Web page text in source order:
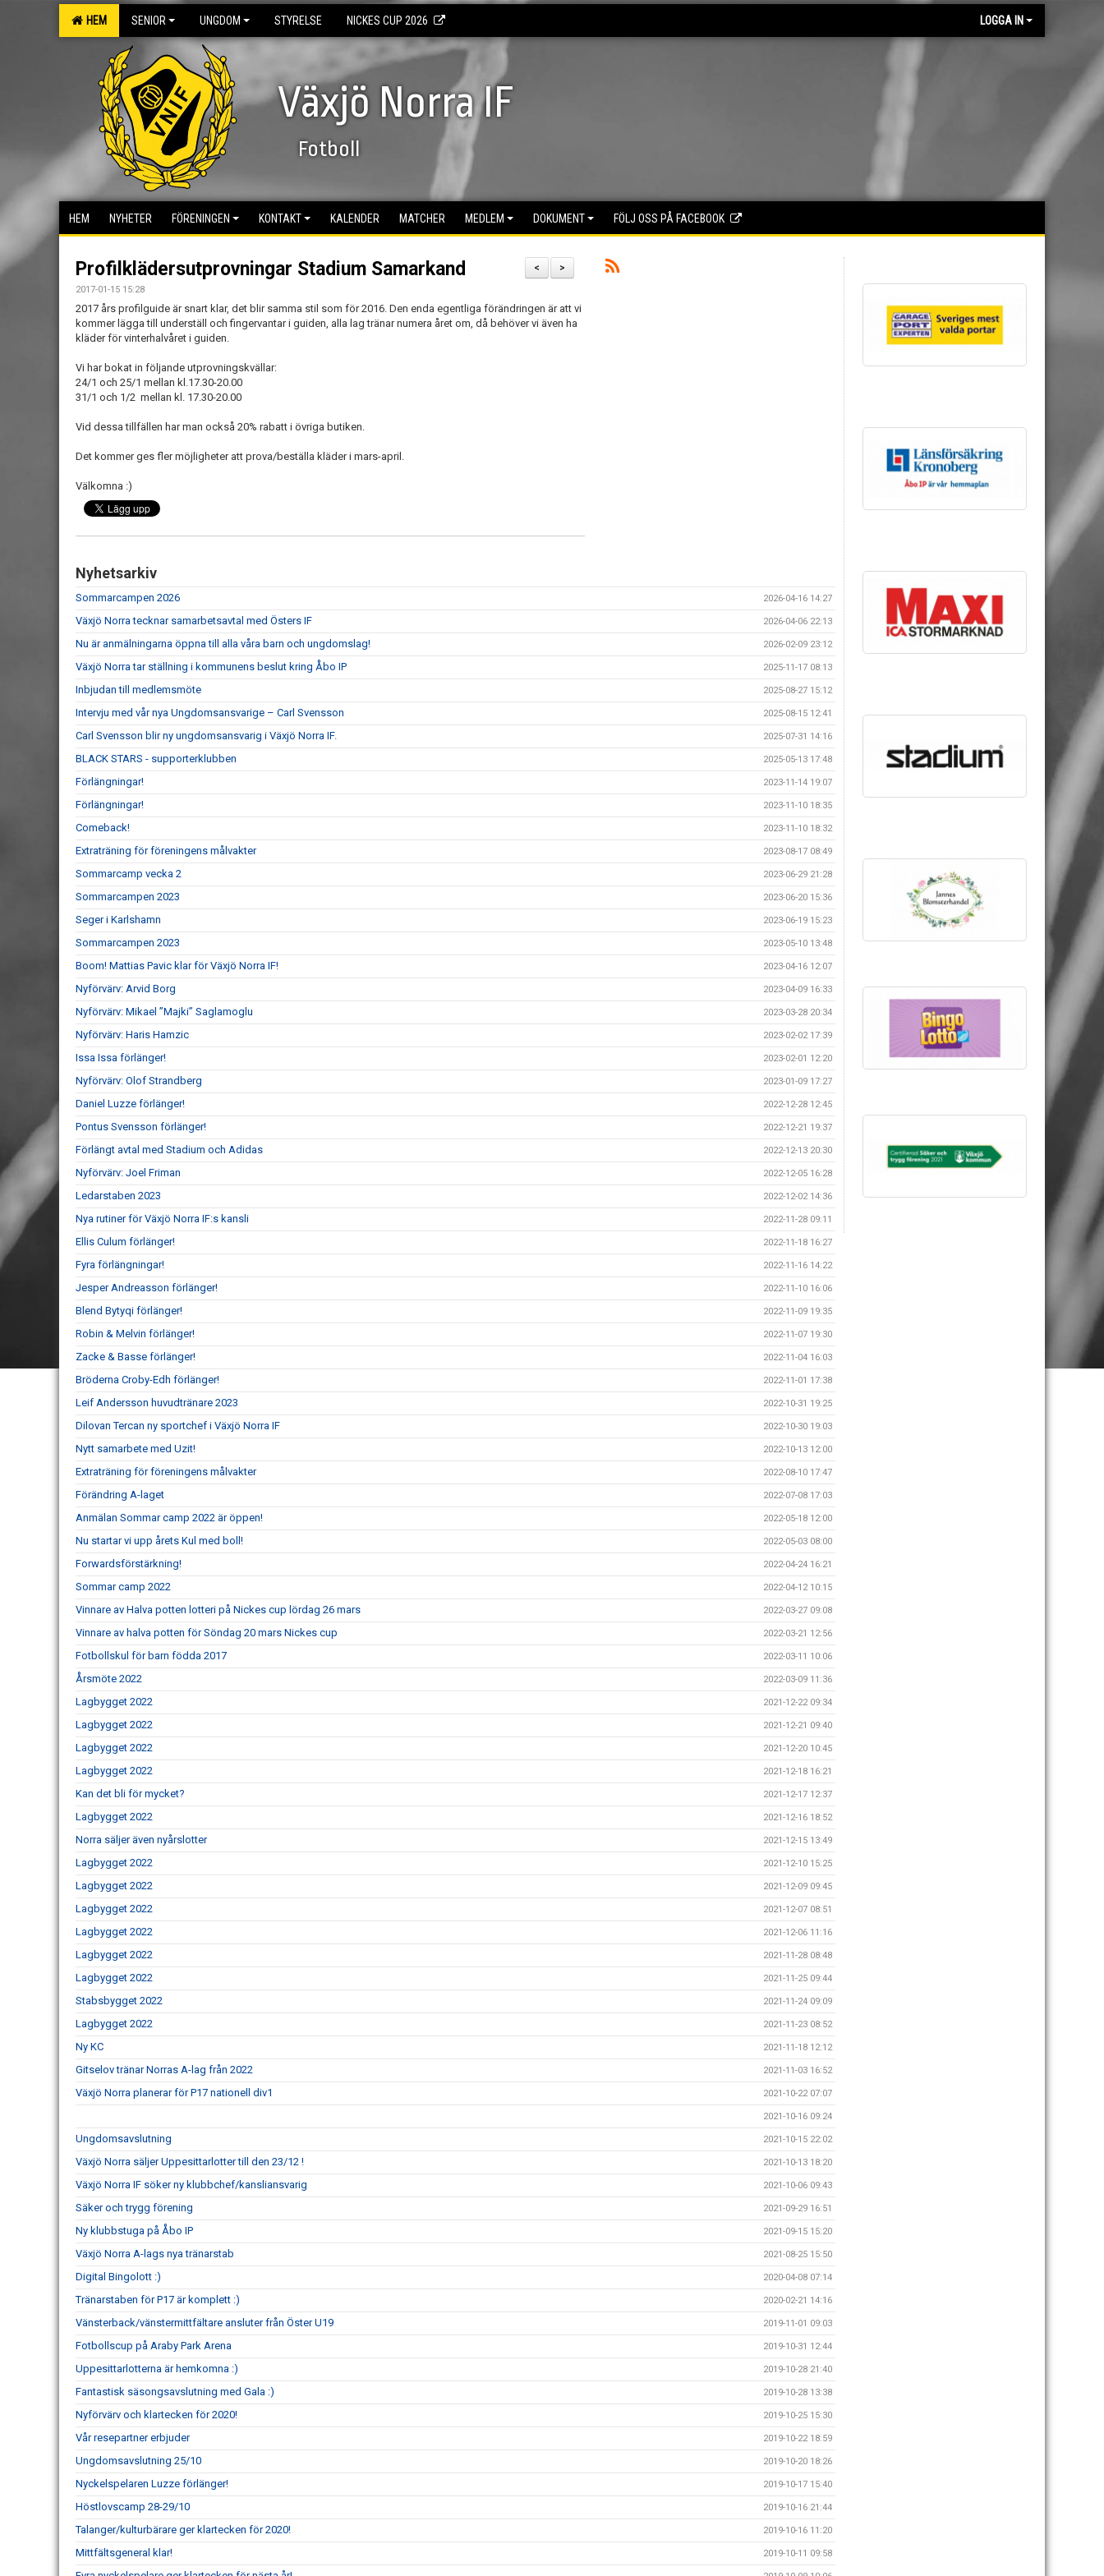
HEM SENIOR UNGDOM STYRELSE NICKES CUP 2026 LOGGA IN
Växjö Norra IF
Fotboll
HEM NYHETER FÖRENINGEN KONTAKT KALENDER MATCHER MEDLEM DOKUMENT FÖLJ OSS PÅ FACEBOOK
>
<
Profilklädersutprovningar Stadium Samarkand
2017-01-15 15:28
2017 års profilguide är snart klar, det blir samma stil som för 2016. Den enda egentliga förändringen är att vi
kommer lägga till underställ och fingervantar i guiden, alla lag tränar numera året om, då behöver vi även ha
kläder för vinterhalvåret i guiden.
Vi har bokat in följande utprovningskvällar:
24/1 och 25/1 mellan kl.17.30-20.00
31/1 och 1/2 mellan kl. 17.30-20.00
Vid dessa tillfällen har man också 20% rabatt i övriga butiken.
Det kommer ges fler möjligheter att prova/beställa kläder i mars-april.
Välkomna :)
Nyhetsarkiv
Sommarcampen 2026 2026-04-16 14:27
Växjö Norra tecknar samarbetsavtal med Östers IF 2026-04-06 22:13
Nu är anmälningarna öppna till alla våra barn och ungdomslag! 2026-02-09 23:12
Växjö Norra tar ställning i kommunens beslut kring Åbo IP 2025-11-17 08:13
Inbjudan till medlemsmöte 2025-08-27 15:12
Intervju med vår nya Ungdomsansvarige – Carl Svensson 2025-08-15 12:41
Carl Svensson blir ny ungdomsansvarig i Växjö Norra IF. 2025-07-31 14:16
BLACK STARS - supporterklubben 2025-05-13 17:48
Förlängningar! 2023-11-14 19:07
Förlängningar! 2023-11-10 18:35
Comeback! 2023-11-10 18:32
Extraträning för föreningens målvakter 2023-08-17 08:49
Sommarcamp vecka 2 2023-06-29 21:28
Sommarcampen 2023 2023-06-20 15:36
Seger i Karlshamn 2023-06-19 15:23
Sommarcampen 2023 2023-05-10 13:48
Boom! Mattias Pavic klar för Växjö Norra IF! 2023-04-16 12:07
Nyförvärv: Arvid Borg 2023-04-09 16:33
Nyförvärv: Mikael ”Majki” Saglamoglu 2023-03-28 20:34
Nyförvärv: Haris Hamzic 2023-02-02 17:39
Issa Issa förlänger! 2023-02-01 12:20
Nyförvärv: Olof Strandberg 2023-01-09 17:27
Daniel Luzze förlänger! 2022-12-28 12:45
Pontus Svensson förlänger! 2022-12-21 19:37
Förlängt avtal med Stadium och Adidas 2022-12-13 20:30
Nyförvärv: Joel Friman 2022-12-05 16:28
Ledarstaben 2023 2022-12-02 14:36
Nya rutiner för Växjö Norra IF:s kansli 2022-11-28 09:11
Ellis Culum förlänger! 2022-11-18 16:27
Fyra förlängningar! 2022-11-16 14:22
Jesper Andreasson förlänger! 2022-11-10 16:06
Blend Bytyqi förlänger! 2022-11-09 19:35
Robin & Melvin förlänger! 2022-11-07 19:30
Zacke & Basse förlänger! 2022-11-04 16:03
Bröderna Croby-Edh förlänger! 2022-11-01 17:38
Leif Andersson huvudtränare 2023 2022-10-31 19:25
Dilovan Tercan ny sportchef i Växjö Norra IF 2022-10-30 19:03
Nytt samarbete med Uzit! 2022-10-13 12:00
Extraträning för föreningens målvakter 2022-08-10 17:47
Förändring A-laget 2022-07-08 17:03
Anmälan Sommar camp 2022 är öppen! 2022-05-18 12:00
Nu startar vi upp årets Kul med boll! 2022-05-03 08:00
Forwardsförstärkning! 2022-04-24 16:21
Sommar camp 2022 2022-04-12 10:15
Vinnare av Halva potten lotteri på Nickes cup lördag 26 mars 2022-03-27 09:08
Vinnare av halva potten för Söndag 20 mars Nickes cup 2022-03-21 12:56
Fotbollskul för barn födda 2017 2022-03-11 10:06
Årsmöte 2022 2022-03-09 11:36
Lagbygget 2022 2021-12-22 09:34
Lagbygget 2022 2021-12-21 09:40
Lagbygget 2022 2021-12-20 10:45
Lagbygget 2022 2021-12-18 16:21
Kan det bli för mycket? 2021-12-17 12:37
Lagbygget 2022 2021-12-16 18:52
Norra säljer även nyårslotter 2021-12-15 13:49
Lagbygget 2022 2021-12-10 15:25
Lagbygget 2022 2021-12-09 09:45
Lagbygget 2022 2021-12-07 08:51
Lagbygget 2022 2021-12-06 11:16
Lagbygget 2022 2021-11-28 08:48
Lagbygget 2022 2021-11-25 09:44
Stabsbygget 2022 2021-11-24 09:09
Lagbygget 2022 2021-11-23 08:52
Ny KC 2021-11-18 12:12
Gitselov tränar Norras A-lag från 2022 2021-11-03 16:52
Växjö Norra planerar för P17 nationell div1 2021-10-22 07:07
2021-10-16 09:24
Ungdomsavslutning 2021-10-15 22:02
Växjö Norra säljer Uppesittarlotter till den 23/12 ! 2021-10-13 18:20
Växjö Norra IF söker ny klubbchef/kansliansvarig 2021-10-06 09:43
Säker och trygg förening 2021-09-29 16:51
Ny klubbstuga på Åbo IP 2021-09-15 15:20
Växjö Norra A-lags nya tränarstab 2021-08-25 15:50
Digital Bingolott :) 2020-04-08 07:14
Tränarstaben för P17 är komplett :) 2020-02-21 14:16
Vänsterback/vänstermittfältare ansluter från Öster U19 2019-11-01 09:03
Fotbollscup på Araby Park Arena 2019-10-31 12:44
Uppesittarlotterna är hemkomna :) 2019-10-28 21:40
Fantastisk säsongsavslutning med Gala :) 2019-10-28 13:38
Nyförvärv och klartecken för 2020! 2019-10-25 15:30
Vår resepartner erbjuder 2019-10-22 18:59
Ungdomsavslutning 25/10 2019-10-20 18:26
Nyckelspelaren Luzze förlänger! 2019-10-17 15:40
Höstlovscamp 28-29/10 2019-10-16 21:44
Talanger/kulturbärare ger klartecken för 2020! 2019-10-16 11:20
Mittfältsgeneral klar! 2019-10-11 09:58